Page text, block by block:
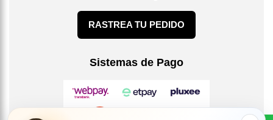
RASTREA TU PEDIDO
Sistemas de Pago